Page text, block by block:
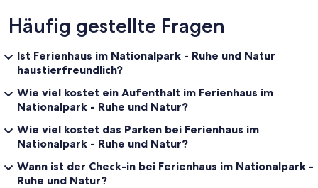
Häufig gestellte Fragen
Ist Ferienhaus im Nationalpark - Ruhe und Natur
haustierfreundlich?
Wie viel kostet ein Aufenthalt im Ferienhaus im
Nationalpark - Ruhe und Natur?
Wie viel kostet das Parken bei Ferienhaus im
Nationalpark - Ruhe und Natur?
Wann ist der Check-in bei Ferienhaus im Nationalpark -
Ruhe und Natur?